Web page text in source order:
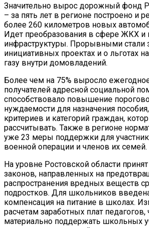
Значительно вырос дорожный фонд
– за пять лет в регионе построено и
более 260 километров новых
Идет преобразования в сфере ЖКХ и
инфраструктуры. Прорывными стали
инициативных проектах и о льготах
газу внутри домовладений.
Более чем на 75% выросло
получателей адресной социальной
способствовало повышение
нуждаемости для назначения
критериев и категорий граждан,
рассчитывать. Также в регионе
уже 23 меры поддержки для
военной операции и членов их семей.
На уровне Ростовской области
законов, направленных на
распространения вредных веществ
подростков. Для школьников
компенсация на питание в школах.
расчетам заработных плат педагогов,
материально поддержать школьных